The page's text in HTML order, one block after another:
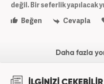
değil. Bir seferlik yapılacak
Beğen
Cevapla
Daha fazla